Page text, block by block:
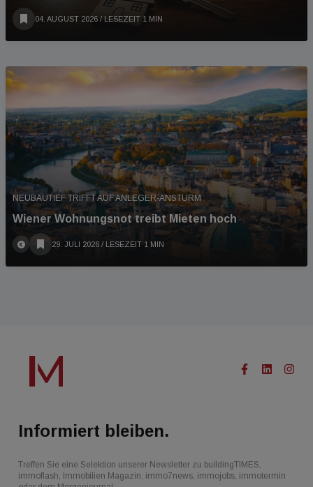
04. AUGUST 2026 / LESEZEIT 1 MIN
NEUBAUTIEF TRIFFT AUF ANLEGER-ANSTURM
Wiener Wohnungsnot treibt Mieten hoch
29. JULI 2026 / LESEZEIT 1 MIN
Informiert bleiben.
Treffen Sie eine Selektion unserer Newsletter zu buildingTIMES,
immoflash, Immobilien Magazin, immo7news, immojobs, immotermin